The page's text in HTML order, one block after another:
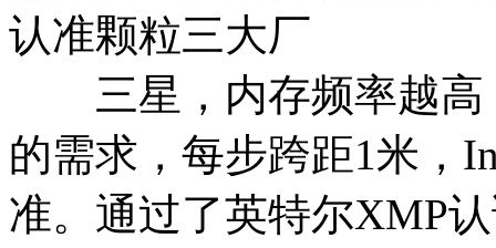
认准颗粒三大厂
三星，内存频率越高
的需求，每步跨距1米，
准。通过了英特尔XMP